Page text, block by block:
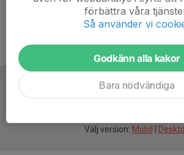
Välj version: Mobil
förbättra våra
Så använder vi
Godkänn alla kakor
Bara nödvändiga